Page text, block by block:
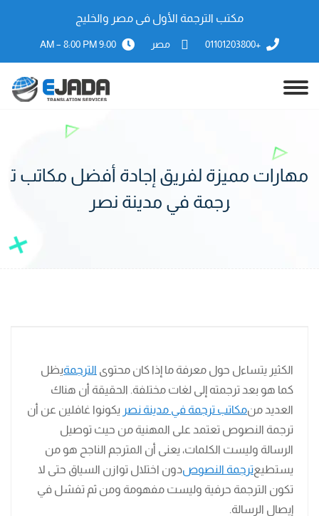
مكتب الترجمة الأول فى مصر والخليج
+01101203800 مصر 9:00 AM – 8:00 PM
مهارات مميزة لفريق إجادة أفضل مكاتب ت
رجمة في مدينة نصر
الكثير يتساءل حول معرفة ما إذا كان محتوى الترجمةيظل
كما هو بعد ترجمته إلى لغات مختلفة. الحقيقة أن هناك
العديد منمكاتب ترجمة في مدينة نصر يكونوا غافلين عن أن
ترجمة النصوص تعتمد على المهنية من حيث توصيل
الرسالة وليست الكلمات، يعنى أن المترجم الناجح هو من
يستطيعترجمة النصوصدون اختلال توازن السياق حتى لا
تكون الترجمة حرفية وليست مفهومة ومن ثم تفشل في
إيصال الرسالة.